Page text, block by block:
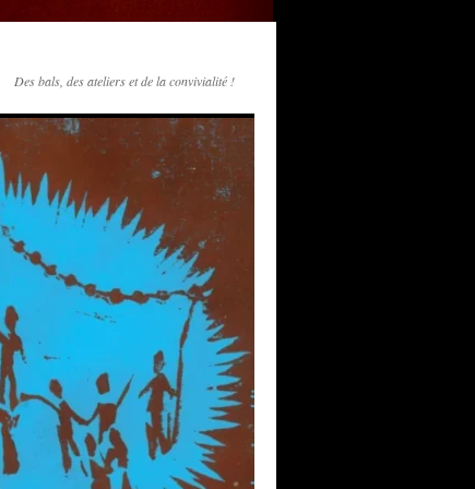
Des bals, des ateliers et de la convivialité !